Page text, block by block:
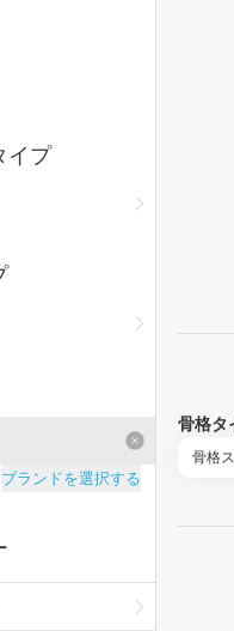
イプ
ブランドを選択する
骨格タ
骨格